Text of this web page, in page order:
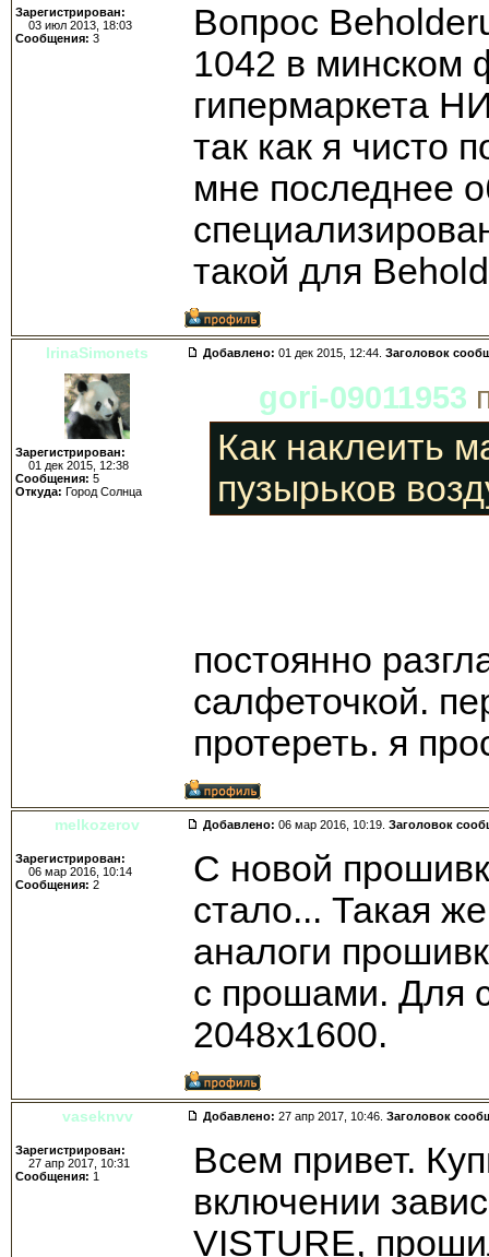
Зарегистрирован:
03 июл 2013, 18:03
Сообщения: 3
Вопрос
1042 в минском
гипермаркета
так как я чисто
мне последнее
такой для
IrinaSimonets Добавлено: 01 дек 2015, 12:44. Заголовок
Зарегистрирован:
01 дек 2015, 12:38
Сообщения: 5
Откуда: Город Солнца
gori-09011953
Как наклеить
пузырьков
постоянно
салфеточкой.
протереть. я
melkozerov Добавлено: 06 мар 2016, 10:19. Заголовок
Зарегистрирован:
06 мар 2016, 10:14
Сообщения: 2
С новой
стало... Такая
аналоги
с прошами. Для
2048х1600.
vaseknvv Добавлено: 27 апр 2017, 10:46. Заголовок
Зарегистрирован:
27 апр 2017, 10:31
Сообщения: 1
Всем привет.
включении
VISTURE,